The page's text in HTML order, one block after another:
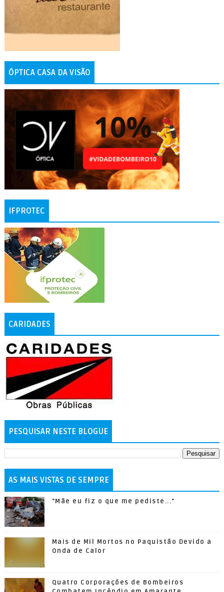
ÓPTICA CASA DA VISÃO
IFPROTEC
CARIDADES
PESQUISAR NESTE BLOGUE
AS MAIS VISTAS DE SEMPRE
"Mãe eu fiz o que me pediste..."
Mais de Mil Mortos no Paquistão Devido a
Onda de Calor
Quatro Corporações de Bombeiros